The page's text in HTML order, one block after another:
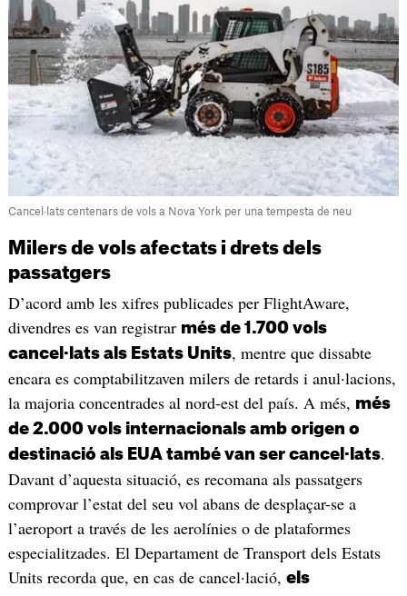
Cancel·lats centenars de vols a Nova York per una tempesta de neu
Milers de vols afectats i drets dels
passatgers
D’acord amb les xifres publicades per FlightAware,
divendres es van registrar més de 1.700 vols
cancel·lats als Estats Units, mentre que dissabte
encara es comptabilitzaven milers de retards i anul·lacions,
la majoria concentrades al nord-est del país. A més, més
de 2.000 vols internacionals amb origen o
destinació als EUA també van ser cancel·lats.
Davant d’aquesta situació, es recomana als passatgers
comprovar l’estat del seu vol abans de desplaçar-se a
l’aeroport a través de les aerolínies o de plataformes
especialitzades. El Departament de Transport dels Estats
Units recorda que, en cas de cancel·lació, els